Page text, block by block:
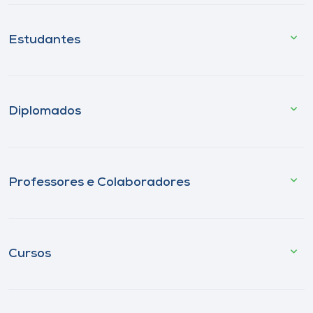
Estudantes
Diplomados
Professores e Colaboradores
Cursos